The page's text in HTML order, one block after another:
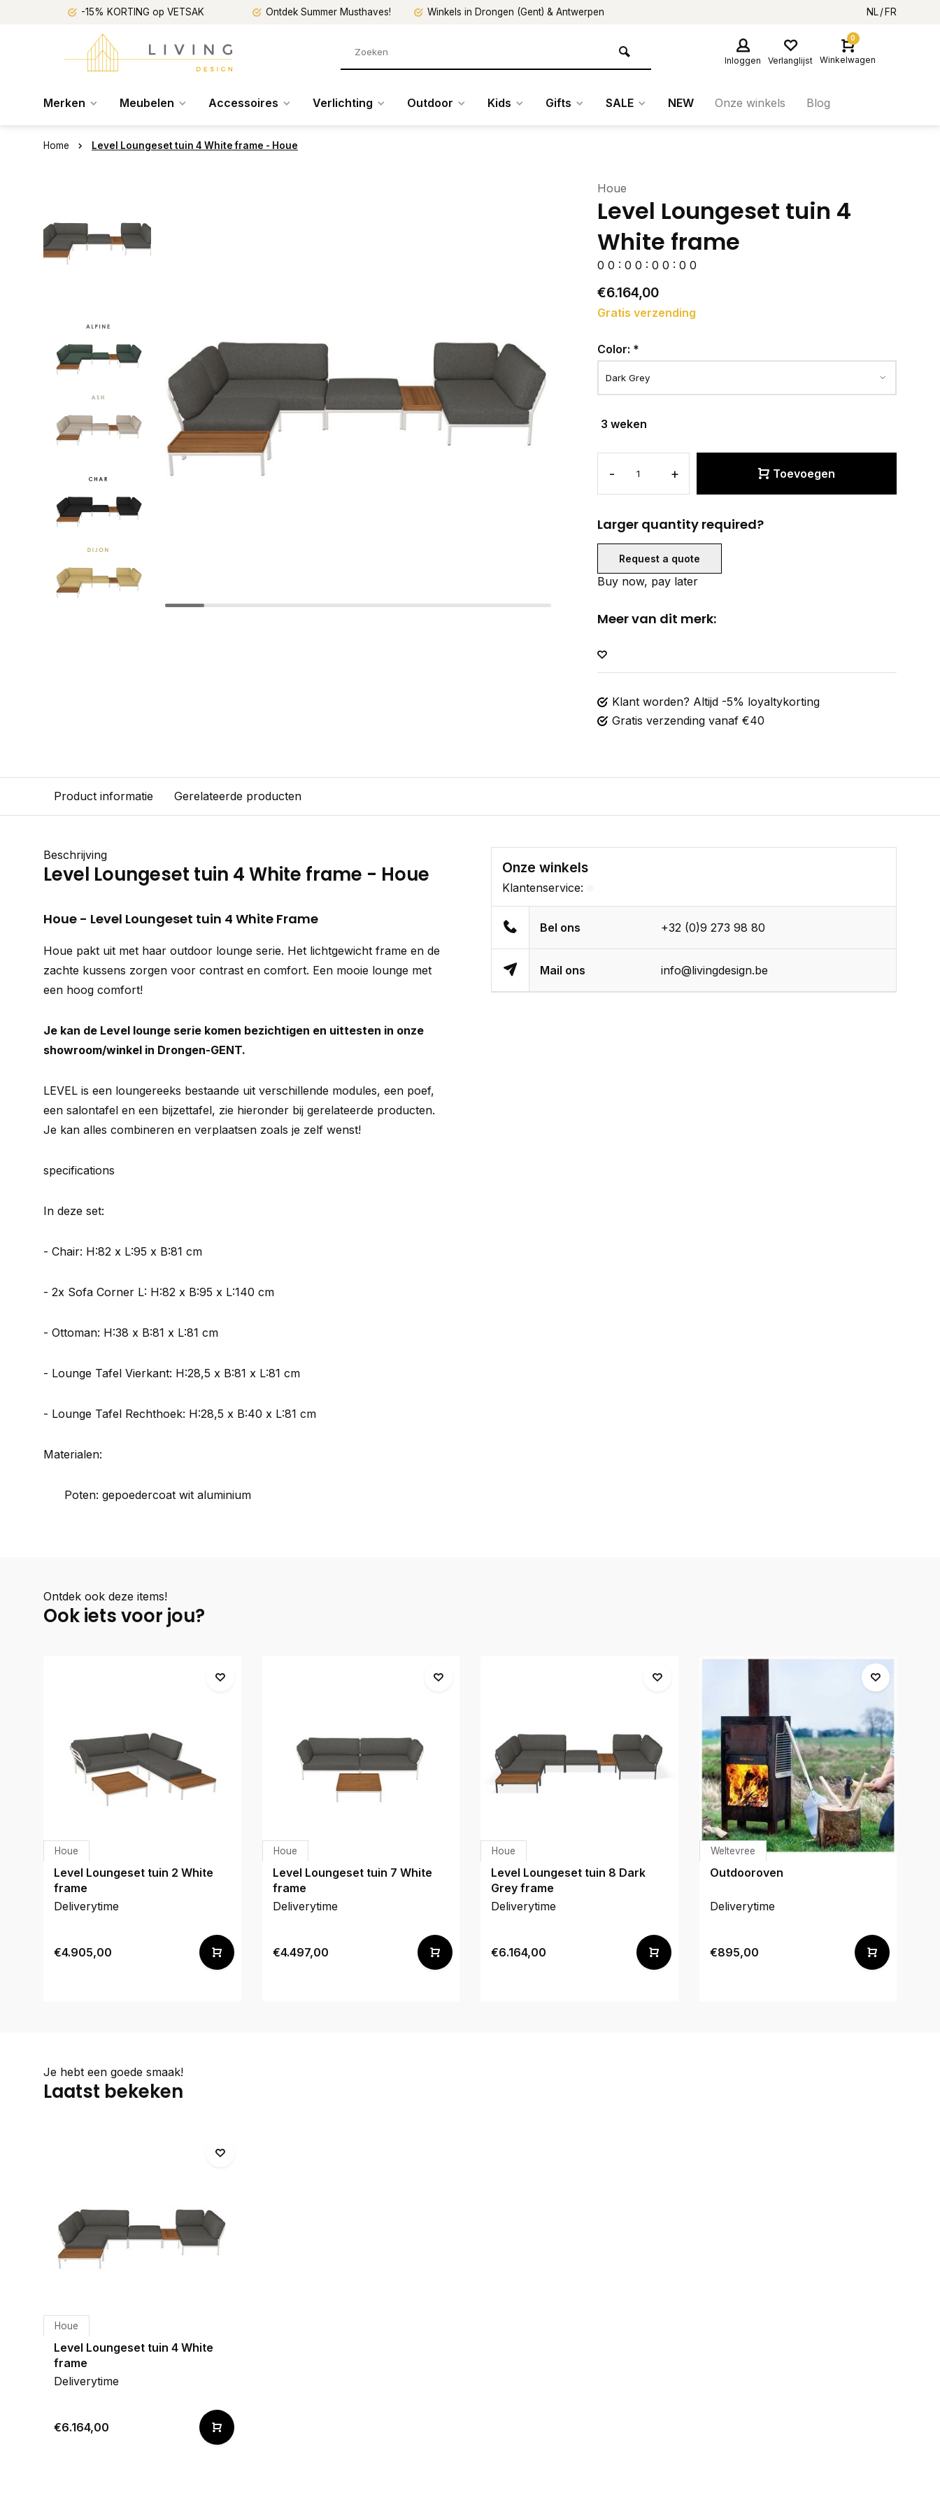
-15% KORTING op VETSAK Ontdek Summer Musthaves! Winkels in Drongen (Gent) & Antwerpen NL FR
Inloggen Verlanglijst
0
Winkelwagen
Merken Meubelen Accessoires Verlichting Outdoor Kids Gifts SALE NEW Onze winkels Blog
Home Level Loungeset tuin 4 White frame - Houe
Houe
Level Loungeset tuin 4
White frame
0 0 : 0 0 : 0 0 : 0 0
€6.164,00
Gratis verzending
Color: *
3 weken
- + Toevoegen
Larger quantity required?
Request a quote
Buy now, pay later
Meer van dit merk:
Klant worden? Altijd -5% loyaltykorting
Gratis verzending vanaf €40
Product informatie Gerelateerde producten
Beschrijving
Level Loungeset tuin 4 White frame - Houe
Houe - Level Loungeset tuin 4 White Frame
Houe pakt uit met haar outdoor lounge serie. Het lichtgewicht frame en de
zachte kussens zorgen voor contrast en comfort. Een mooie lounge met
een hoog comfort!
Je kan de Level lounge serie komen bezichtigen en uittesten in onze
showroom/winkel in Drongen-GENT.
LEVEL is een loungereeks bestaande uit verschillende modules, een poef,
een salontafel en een bijzettafel, zie hieronder bij gerelateerde producten.
Je kan alles combineren en verplaatsen zoals je zelf wenst!
specifications
In deze set:
- Chair: H:82 x L:95 x B:81 cm
- 2x Sofa Corner L: H:82 x B:95 x L:140 cm
- Ottoman: H:38 x B:81 x L:81 cm
- Lounge Tafel Vierkant: H:28,5 x B:81 x L:81 cm
- Lounge Tafel Rechthoek: H:28,5 x B:40 x L:81 cm
Materialen:
Poten: gepoedercoat wit aluminium
Onze winkels
Klantenservice:
Bel ons +32 (0)9 273 98 80
Mail ons info@livingdesign.be
Ontdek ook deze items!
Ook iets voor jou?
Houe
Level Loungeset tuin 2 White
frame
Deliverytime
€4.905,00
Houe
Level Loungeset tuin 7 White
frame
Deliverytime
€4.497,00
Houe
Level Loungeset tuin 8 Dark
Grey frame
Deliverytime
€6.164,00
Weltevree
Outdooroven
Deliverytime
€895,00
Je hebt een goede smaak!
Laatst bekeken
Houe
Level Loungeset tuin 4 White
frame
Deliverytime
€6.164,00